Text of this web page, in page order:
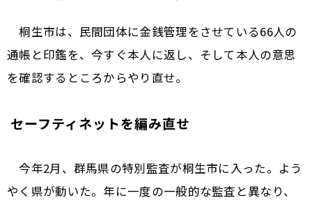
桐生市は、民間団体に金銭管理をさせている66人の
通帳と印鑑を、今すぐ本人に返し、そして本人の意思
を確認するところからやり直せ。
セーフティネットを編み直せ
今年2月、群馬県の特別監査が桐生市に入った。よう
やく県が動いた。年に一度の一般的な監査と異なり、